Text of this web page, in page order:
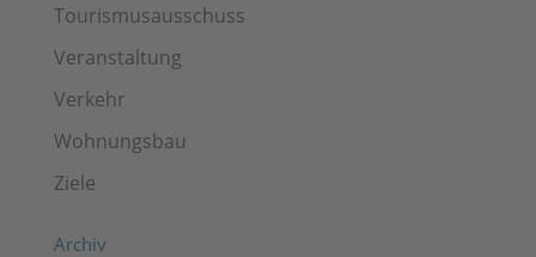
Tourismusausschuss
Veranstaltung
Verkehr
Wohnungsbau
Ziele
Archiv